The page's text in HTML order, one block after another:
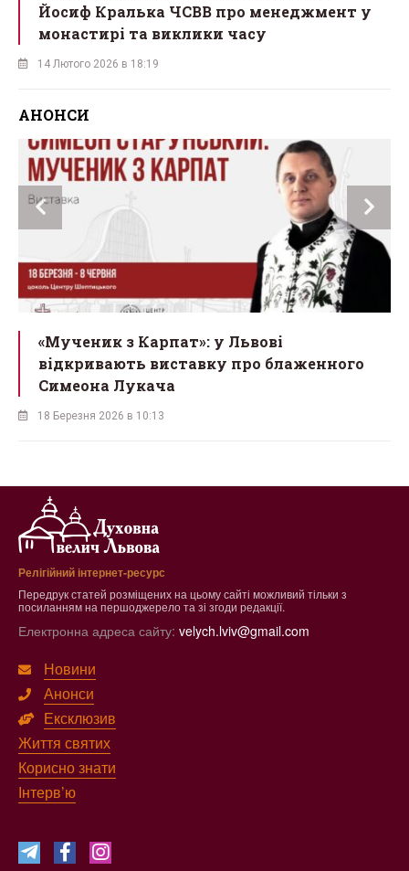
Йосиф Кралька ЧСВВ про менеджмент у
монастирі та виклики часу
14 Лютого 2026 в 18:19
АНОНСИ
«Мученик з Карпат»: у Львові
відкривають виставку про блаженного
Симеона Лукача
18 Березня 2026 в 10:13
Релігійний інтернет-ресурс
Передрук статей розміщених на цьому сайті можливий тільки з
посиланням на першоджерело та зі згоди редакції.
Електронна адреса сайту: velych.lviv@gmail.com
Новини
Анонси
Ексклюзив
Життя святих
Корисно знати
Інтерв’ю